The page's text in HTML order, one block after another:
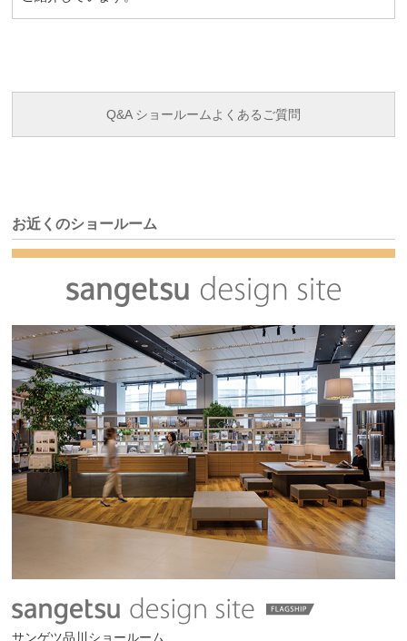
Q&A ショールームよくあるご質問
お近くのショールーム
サンゲツ品川ショールーム